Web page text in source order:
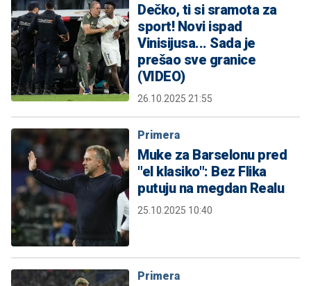
Dečko, ti si sramota za
sport! Novi ispad
Vinisijusa... Sada je
prešao sve granice
(VIDEO)
26.10.2025 21:55
Primera
Muke za Barselonu pred
"el klasiko": Bez Flika
putuju na megdan Realu
25.10.2025 10:40
Primera